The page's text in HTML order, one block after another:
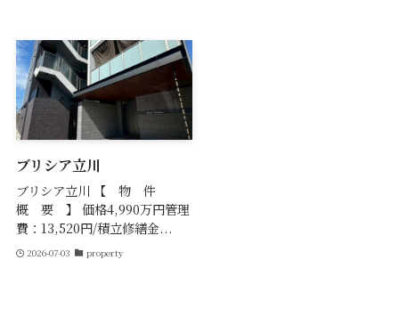
ブリシア立川
ブリシア立川 【 物 件
概 要 】 価格4,990万円管理
費：13,520円/積立修繕金...
2026-07-03 property